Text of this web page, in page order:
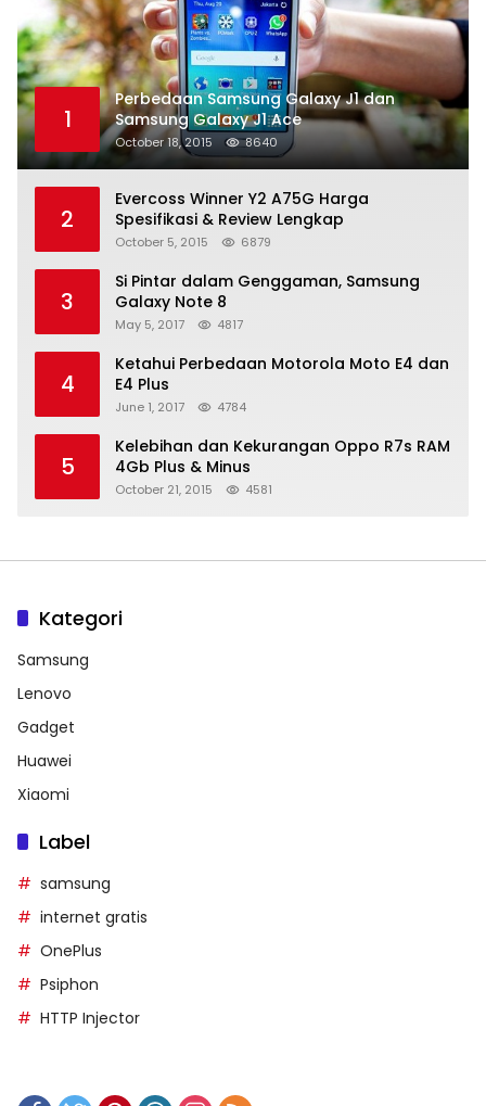
1
Perbedaan Samsung Galaxy J1 dan
Samsung Galaxy J1 Ace
October 18, 2015 8640
2
Evercoss Winner Y2 A75G Harga
Spesifikasi & Review Lengkap
October 5, 2015 6879
3
Si Pintar dalam Genggaman, Samsung
Galaxy Note 8
May 5, 2017 4817
4
Ketahui Perbedaan Motorola Moto E4 dan
E4 Plus
June 1, 2017 4784
5
Kelebihan dan Kekurangan Oppo R7s RAM
4Gb Plus & Minus
October 21, 2015 4581
Kategori
Samsung
Lenovo
Gadget
Huawei
Xiaomi
Label
samsung
internet gratis
OnePlus
Psiphon
HTTP Injector